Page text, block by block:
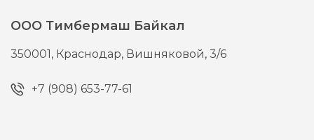
ООО Тимбермаш Байкал
350001, Краснодар, Вишняковой, 3/6
+7 (908) 653-77-61